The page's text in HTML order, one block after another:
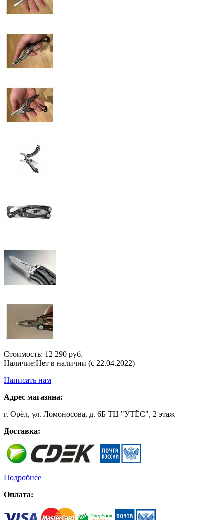
Стоимость: 12 290 руб.
Наличие:Нет в наличии (с 22.04.2022)
Написать нам
Адрес магазина:
г. Орёл, ул. Ломоносова, д. 6Б ТЦ "УТЁС", 2 этаж
Доставка:
Подробнее
Оплата: